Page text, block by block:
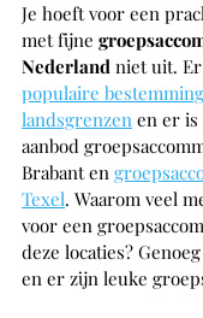
Je hoeft voor een
met fijne
Nederland niet uit.
populaire
landsgrenzen en er
aanbod
Brabant en
Texel. Waarom veel
voor een
deze locaties?
en er zijn leuke